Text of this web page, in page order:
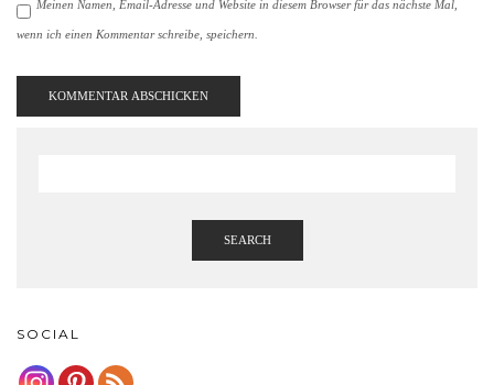
Meinen Namen, Email-Adresse und Website in diesem Browser für das nächste Mal,
wenn ich einen Kommentar schreibe, speichern.
SEARCH
SOCIAL